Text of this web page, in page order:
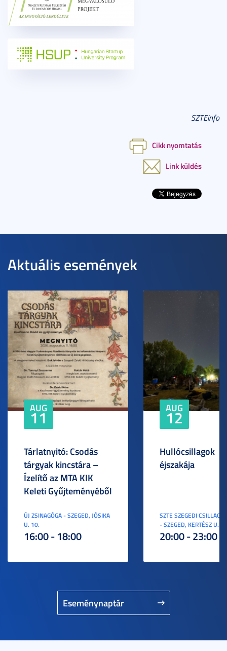
SZTEinfo
Cikk nyomtatás
Link küldés
Aktuális események
Eseménynaptár
AUG
11
Tárlatnyitó: Csodás
tárgyak kincstára –
Ízelítő az MTA KIK
Keleti Gyűjteményéből
ÚJ ZSINAGÓGA - SZEGED, JÓSIKA
U. 10.
16:00 - 18:00
AUG
12
Hullócsillagok
éjszakája
SZTE SZEGEDI
- SZEGED, KERTÉSZ U. 3.
20:00 - 23:00